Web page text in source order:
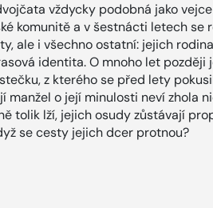
vždycky podobná jako
komunitě a v šestnácti letech se
ale i všechno ostatní: jejich
identita. O mnoho let později
z kterého se před lety
o její minulosti neví zhola
tolik lží, jejich osudy zůstávají
se cesty jejich dcer protnou?